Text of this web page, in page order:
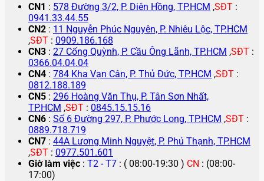
CN1 : 578 Đường 3/2, P. Diên Hồng, TP.HCM ,SĐT :
0941.33.44.55
CN2 : 11 Nguyễn Phúc Nguyên, P. Nhiêu Lộc, TP.HCM
,SĐT : 0909.186.168
CN3 : 27 Cống Quỳnh, P. Cầu Ông Lãnh, TP.HCM ,SĐT :
0366.04.04.04
CN4 : 784 Kha Vạn Cân, P. Thủ Đức, TP.HCM ,SĐT :
0812.188.189
CN5 : 296 Hoàng Văn Thụ, P. Tân Sơn Nhất,
TP.HCM ,SĐT : 0845.15.15.16
CN6 : Số 6 Đường 297, P. Phước Long, TP.HCM ,SĐT :
0889.718.719
CN7 : 44A Lương Minh Nguyệt, P. Phú Thạnh, TP.HCM
,SĐT : 0977.501.601
Giờ làm việc : T2 - T7 : ( 08:00-19:30 ) CN : (08:00-
17:00)